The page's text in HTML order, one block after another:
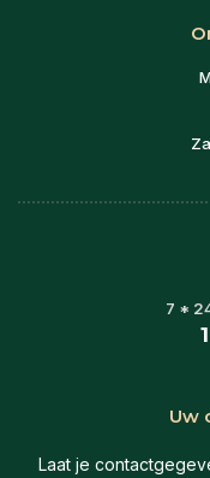
7 *
Uw
Laat je